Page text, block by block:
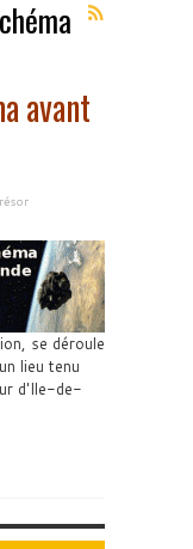
avant
se déroule
lieu tenu
d'Ile-de-